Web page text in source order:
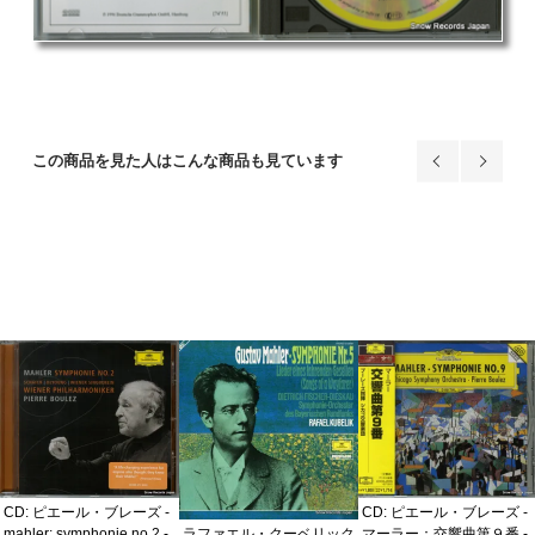
この商品を見た人はこんな商品も見ています
CD: ピエール・ブレーズ -
CD: ピエール・ブレーズ -